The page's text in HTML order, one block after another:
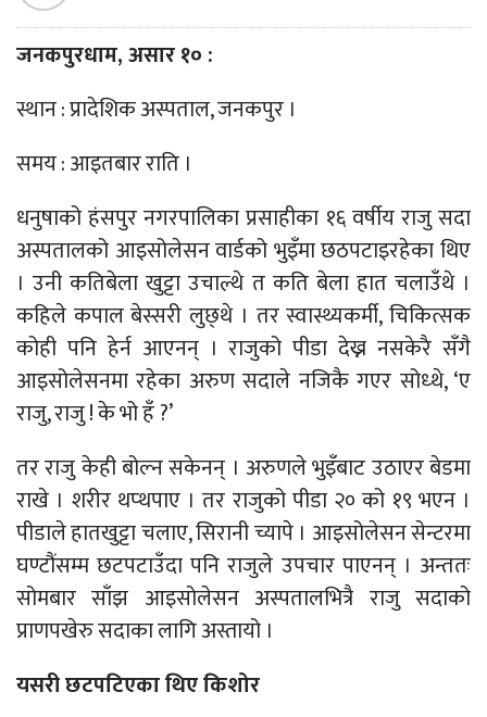
जनकपुरधाम, असार १० :
स्थान : प्रादेशिक अस्पताल, जनकपुर ।
समय : आइतबार राति ।
धनुषाको हंसपुर नगरपालिका प्रसाहीका १६ वर्षीय राजु सदा
अस्पतालको आइसोलेसन वार्डको भुइँमा छठपटाइरहेका थिए
। उनी कतिबेला खुट्टा उचाल्थे त कति बेला हात चलाउँथे ।
कहिले कपाल बेस्सरी लुछ्थे । तर स्वास्थ्यकर्मी, चिकित्सक
कोही पनि हेर्न आएनन् । राजुको पीडा देख्न नसकेरै सँगै
आइसोलेसनमा रहेका अरुण सदाले नजिकै गएर सोध्थे, ‘ए
राजु, राजु ! के भो हँ ?’
तर राजु केही बोल्न सकेनन् । अरुणले भुइँबाट उठाएर बेडमा
राखे । शरीर थप्थपाए । तर राजुको पीडा २० को १९ भएन ।
पीडाले हातखुट्टा चलाए, सिरानी च्यापे । आइसोलेसन सेन्टरमा
घण्टौंसम्म छटपटाउँदा पनि राजुले उपचार पाएनन् । अन्ततः
सोमबार साँझ आइसोलेसन अस्पतालभित्रै राजु सदाको
प्राणपखेरु सदाका लागि अस्तायो ।
यसरी छटपटिएका थिए किशोर